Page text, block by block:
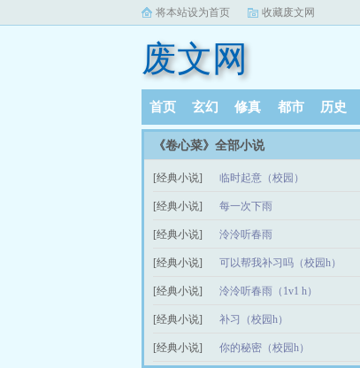
将本站设为首页 收藏废文网
废文网
首页 玄幻 修真 都市 历史
《卷心菜》全部小说
[经典小说] 临时起意（校园）
[经典小说] 每一次下雨
[经典小说] 泠泠听春雨
[经典小说] 可以帮我补习吗（校园h）
[经典小说] 泠泠听春雨（1v1 h）
[经典小说] 补习（校园h）
[经典小说] 你的秘密（校园h）